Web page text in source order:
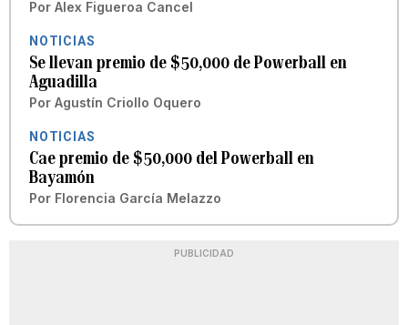
Por Alex Figueroa Cancel
NOTICIAS
Se llevan premio de $50,000 de Powerball en
Aguadilla
Por Agustín Criollo Oquero
NOTICIAS
Cae premio de $50,000 del Powerball en
Bayamón
Por Florencia García Melazzo
PUBLICIDAD